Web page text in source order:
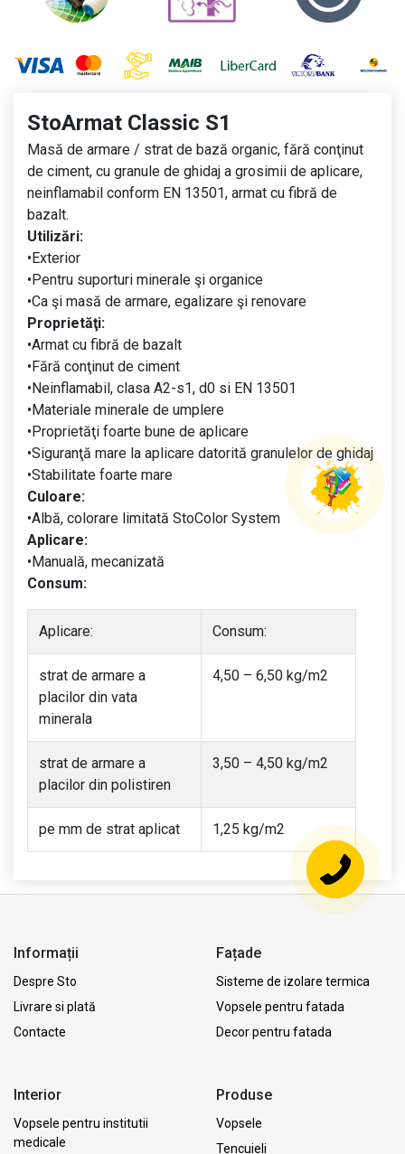
StoArmat Classic S1
Masă de armare / strat de bază organic, fără conţinut
de ciment, cu granule de ghidaj a grosimii de aplicare,
neinflamabil conform EN 13501, armat cu fibră de
bazalt.
Utilizări:
•Exterior
•Pentru suporturi minerale şi organice
•Ca şi masă de armare, egalizare şi renovare
Proprietăţi:
•Armat cu fibră de bazalt
•Fără conţinut de ciment
•Neinflamabil, clasa A2-s1, d0 si EN 13501
•Materiale minerale de umplere
•Proprietăţi foarte bune de aplicare
•Siguranţă mare la aplicare datorită granulelor de ghidaj
•Stabilitate foarte mare
Culoare:
•Albă, colorare limitată StoColor System
Aplicare:
•Manuală, mecanizată
Consum:
Aplicare: Consum:
strat de armare a
placilor din vata
minerala
4,50 – 6,50 kg/m2
strat de armare a
placilor din polistiren
3,50 – 4,50 kg/m2
pe mm de strat aplicat 1,25 kg/m2
Informații
Despre Sto
Livrare si plată
Contacte
Fațade
Sisteme de izolare termica
Vopsele pentru fatada
Decor pentru fatada
Interior
Vopsele pentru institutii
medicale
Produse
Vopsele
Tencuieli